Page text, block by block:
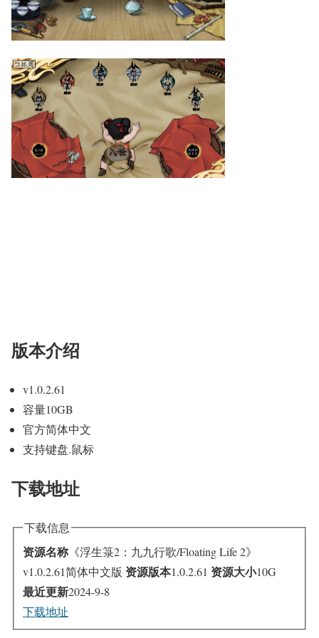
版本介绍
v1.0.2.61
容量10GB
官方简体中文
支持键盘.鼠标
下载地址
下载信息
资源名称 《浮生箓2：九九行歌/Floating Life 2》
v1.0.2.61简体中文版 资源版本1.0.2.61 资源大小10G
最近更新2024-9-8
下载地址